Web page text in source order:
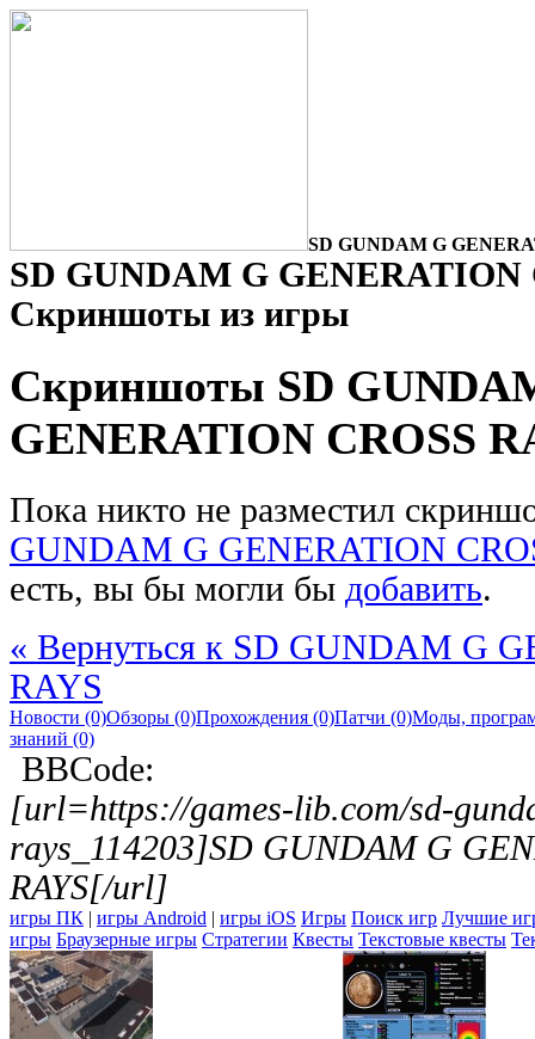
SD GUNDAM G
SD GUNDAM G GENERATION
Скриншоты из игры
Скриншоты SD
GENERATION CROSS
Пока никто не разместил
GUNDAM G GENERATION
есть, вы бы могли бы добавить.
« Вернуться к SD GUNDAM G
RAYS
Новости (0)Обзоры (0)Прохождения (0)Патчи (0)Моды,
знаний (0)
BBCode:
[url=https://games-lib.com/sd-
rays_114203]SD GUNDAM G
RAYS[/url]
игры ПК | игры Android | игры iOS Игры Поиск игр Лучшие
игры Браузерные игры Стратегии Квесты Текстовые квесты